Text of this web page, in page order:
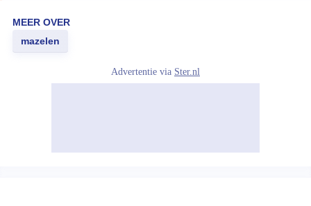
MEER OVER
mazelen
Advertentie via Ster.nl